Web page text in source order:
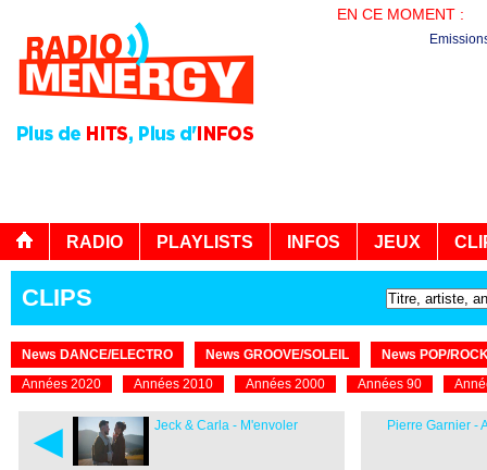
EN CE MOMENT :
RADIO PLAYLISTS INFOS JEUX
CLIPS
News DANCE/ELECTRO News GROOVE/SOLEIL
News POP/
Années 2020
Années 2010 Années 2000 Années 90
◄ Jeck & Carla - M'envoler Pierre Garnier -